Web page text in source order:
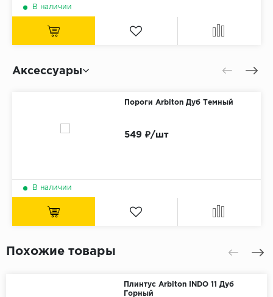
В наличии
Аксессуары
Пороги Arbiton Дуб Темный
549 ₽/шт
В наличии
Похожие товары
Плинтус Arbiton INDO 11 Дуб
Горный